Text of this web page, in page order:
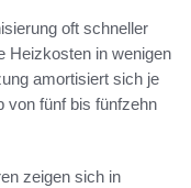
oft schneller
Heizkosten in wenigen
amortisiert sich je
von fünf bis fünfzehn
zeigen sich in